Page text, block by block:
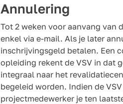
Annulering
Tot 2 weken voor aanvang van
enkel via e-mail. Als je later
inschrijvingsgeld betalen. Een
opleiding rekent de VSV in dat
integraal naar het
begeleid worden. Indien de
projectmedewerker je ten